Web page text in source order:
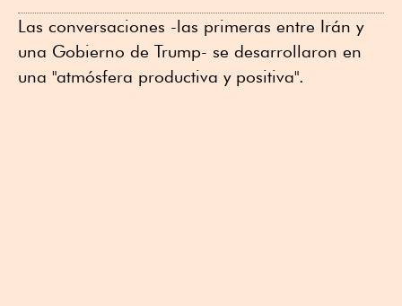
Las conversaciones -las primeras entre Irán y
una Gobierno de Trump- se desarrollaron en
una "atmósfera productiva y positiva".